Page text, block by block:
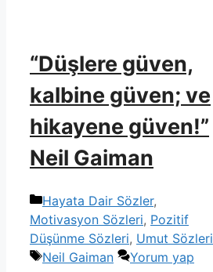
“Düşlere güven,
kalbine güven; ve
hikayene güven!”
Neil Gaiman
Kategoriler
Hayata Dair Sözler,
Motivasyon Sözleri, Pozitif
Düşünme Sözleri, Umut Sözleri
Etiketler
Neil Gaiman Yorum yap